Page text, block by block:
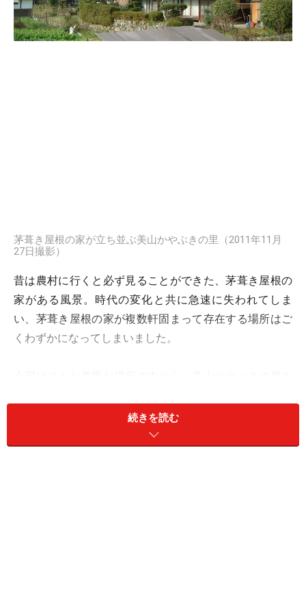
茅葺き屋根の家が立ち並ぶ美山かやぶきの里（2011年11月
27日撮影）
昔は農村に行くと必ず見ることができた、茅葺き屋根の
家がある風景。時代の変化と共に急速に失われてしま
い、茅葺き屋根の家が複数軒固まって存在する場所はご
くわずかになってしまいました。
だけで、懐かしさを感じる素敵な風景を見ることができ
続きを読む